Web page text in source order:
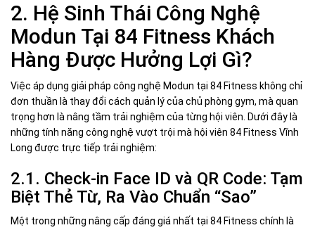
2. Hệ Sinh Thái Công Nghệ
Modun Tại 84 Fitness Khách
Hàng Được Hưởng Lợi Gì?
Việc áp dụng giải pháp công nghệ Modun tại 84 Fitness không chỉ
đơn thuần là thay đổi cách quản lý của chủ phòng gym, mà quan
trọng hơn là nâng tầm trải nghiệm của từng hội viên. Dưới đây là
những tính năng công nghệ vượt trội mà hội viên 84 Fitness Vĩnh
Long được trực tiếp trải nghiệm:
2.1. Check-in Face ID và QR Code: Tạm
Biệt Thẻ Từ, Ra Vào Chuẩn “Sao”
Một trong những nâng cấp đáng giá nhất tại 84 Fitness chính là